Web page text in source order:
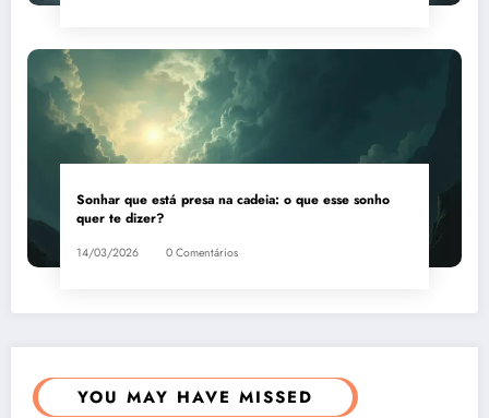
Sonhar que está presa na cadeia: o que esse sonho
quer te dizer?
14/03/2026 0 Comentários
YOU MAY HAVE MISSED